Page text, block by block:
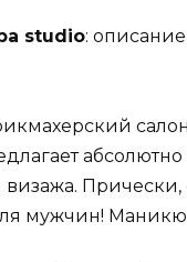
studio:
визажа.
мужчин!